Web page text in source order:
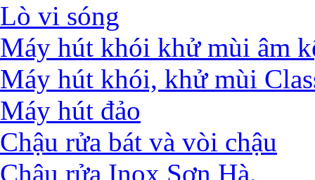
Lò vi sóng
Máy hút khói khử mùi âm
Máy hút khói, khử mùi
Máy hút đảo
Chậu rửa bát và vòi chậu
Chậu rửa Inox Sơn Hà.